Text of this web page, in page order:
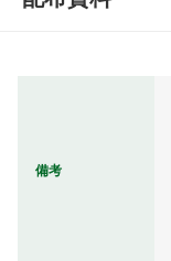
備考